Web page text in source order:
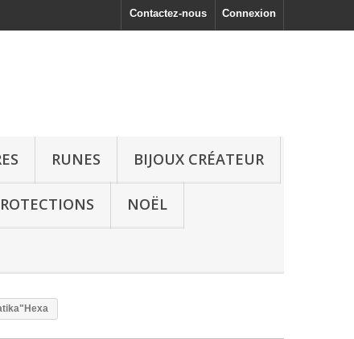
Connexion
Contactez-nous
RUNES BIJOUX CRÉATEUR
NOËL